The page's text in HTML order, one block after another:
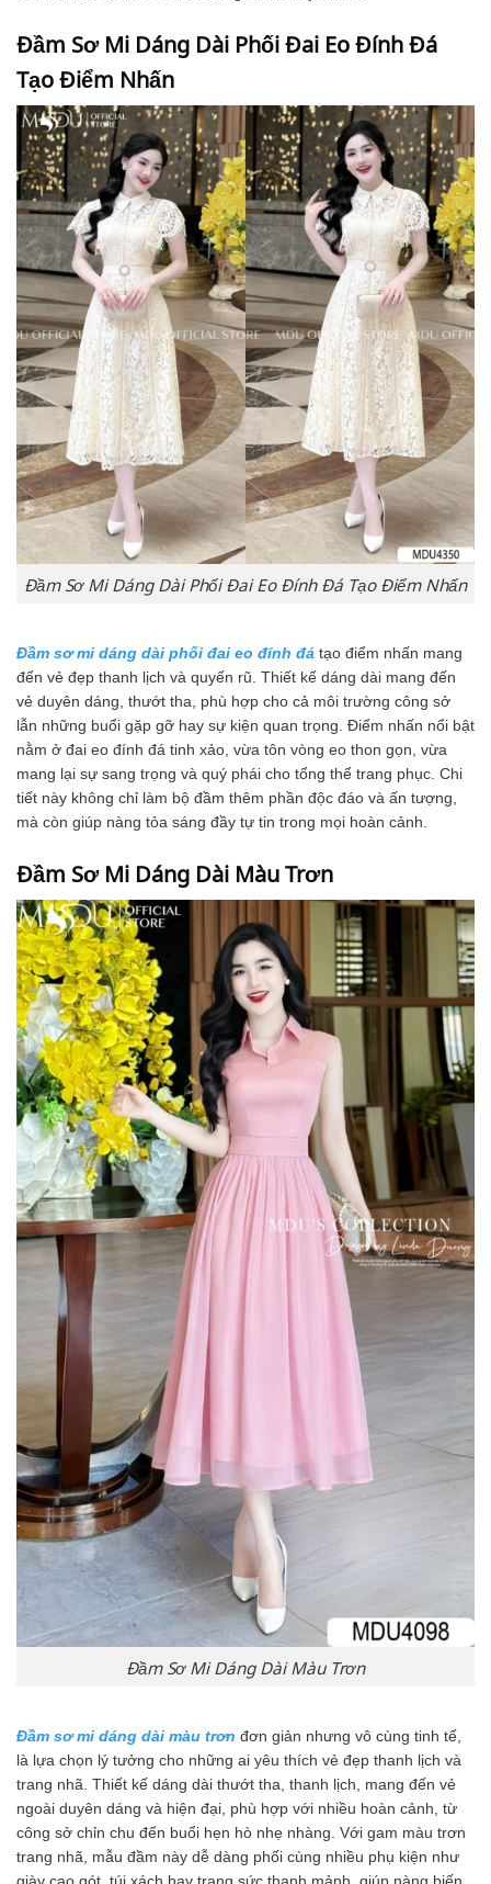
Đầm Sơ Mi Dáng Dài Phối Đai Eo Đính Đá
Tạo Điểm Nhấn
Đầm Sơ Mi Dáng Dài Phối Đai Eo Đính Đá Tạo Điểm Nhấn
Đầm sơ mi dáng dài phối đai eo đính đá tạo điểm nhấn mang
đến vẻ đẹp thanh lịch và quyến rũ. Thiết kế dáng dài mang đến
vẻ duyên dáng, thướt tha, phù hợp cho cả môi trường công sở
lẫn những buổi gặp gỡ hay sự kiện quan trọng. Điểm nhấn nổi bật
nằm ở đai eo đính đá tinh xảo, vừa tôn vòng eo thon gọn, vừa
mang lại sự sang trọng và quý phái cho tổng thể trang phục. Chi
tiết này không chỉ làm bộ đầm thêm phần độc đáo và ấn tượng,
mà còn giúp nàng tỏa sáng đầy tự tin trong mọi hoàn cảnh.
Đầm Sơ Mi Dáng Dài Màu Trơn
Đầm Sơ Mi Dáng Dài Màu Trơn
Đầm sơ mi dáng dài màu trơn đơn giản nhưng vô cùng tinh tế,
là lựa chọn lý tưởng cho những ai yêu thích vẻ đẹp thanh lịch và
trang nhã. Thiết kế dáng dài thướt tha, thanh lịch, mang đến vẻ
ngoài duyên dáng và hiện đại, phù hợp với nhiều hoàn cảnh, từ
công sở chỉn chu đến buổi hẹn hò nhẹ nhàng. Với gam màu trơn
trang nhã, mẫu đầm này dễ dàng phối cùng nhiều phụ kiện như